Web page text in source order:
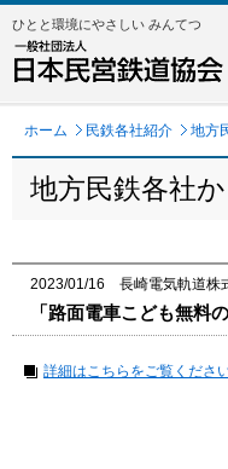
ひとと環境にやさしい みんてつ
ホーム 民鉄各社紹介 地方
地方民鉄各社
2023/01/16 長崎電気軌道株
「路面電車こども無料
詳細はこちらをご覧くださ